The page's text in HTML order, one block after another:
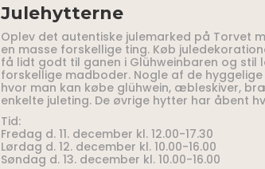
Julehytterne
Oplev det autentiske julemarked på Torvet
en masse forskellige ting. Køb
få lidt godt til ganen i Glühweinbaren og
forskellige madboder. Nogle af de
hvor man kan købe glühwein, æbleskiver,
enkelte juleting. De øvrige hytter har åbent
Tid:
Fredag d. 11. december kl. 12.00-17.30
Lørdag d. 12. december kl. 10.00-16.00
Søndag d. 13. december kl. 10.00-16.00